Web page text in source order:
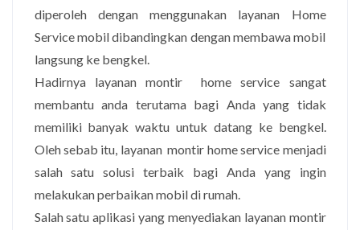
diperoleh dengan menggunakan layanan Home
Service mobil dibandingkan dengan membawa mobil
langsung ke bengkel.
Hadirnya layanan montir home service sangat
membantu anda terutama bagi Anda yang tidak
memiliki banyak waktu untuk datang ke bengkel.
Oleh sebab itu, layanan montir home service menjadi
salah satu solusi terbaik bagi Anda yang ingin
melakukan perbaikan mobil di rumah.
Salah satu aplikasi yang menyediakan layanan montir